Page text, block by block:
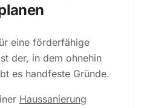
eine förderfähige
der, in dem ohnehin
es handfeste Gründe.
Haussanierung